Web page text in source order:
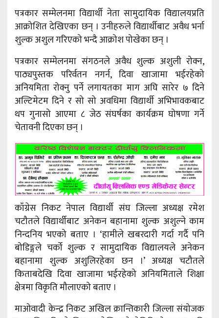
पत्रकार सम्मेलनमा विद्यार्थी नेता सामुदायिक विद्यालयप्रति
आक्रोशित देखिएका छन् । उनीहरुले विद्यार्थीबाट अवैध भर्ना
शुल्क अशुल गरिएको भन्दै आक्रोश पोखेका छन् ।
पत्रकार सम्मेलनमा संगठनले अवैध शुल्क अशुली रोक्न,
पाठ्यपुस्तक परिर्वतन नगर्न, दिवा खाजामा भईरहेको
अनियमिता रोक्नु पर्ने लगायतका माग अघि सारेर ७ दिने
अल्टिमेटम दिने र सो सो अवधिमा विद्यार्थी अभिभावकबाट
थप गुनासो आएमा ८ जेठ संघर्षका कार्यक्रम घोषणा गर्ने
चेतावनी दिएका छन् ।
काँग्रेस निकट नेपाल विद्यार्थी संघ जिल्ला अध्यक्ष रमेश
चटौतले विद्यार्थीबाट अनेकन बहानामा शुल्क अशुल्ने काम
निन्दनिय भएको बताए । ‘हामीले खबरदारी गर्दा गर्दै पनि
बोडिङ्गले चर्को शुल्क र सामुदायिक विद्यालयले अनेकन
बहानामा शुल्क अशुलिरहेका छन ।’ अध्यक्ष चटौतले
किताबदेखि दिवा खाजामा भईरहेको अनियमिताले शिक्षा
क्षेत्रमा विकृति मौलाएको बताए ।
माओवादी केन्द्र निकट अखिल क्रान्तिकारी जिल्ला संयोजक